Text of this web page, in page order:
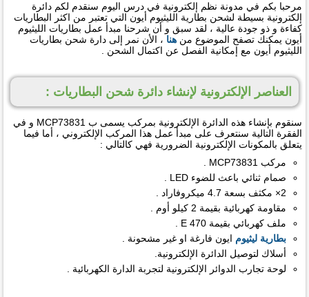
مرحبا بكم في مدونة نظم إلكترونية في درس اليوم سنقدم لكم دائرة
إلكترونية بسيطة لشحن بطارية الليثيوم أيون التي تعتبر من اكثر البطاريات
كفاءة و ذو جودة عالية ، لقد سبق و أن شرحنا مبدأ عمل بطاريات الليثيوم
أيون يمكنك تصفح الموضوع من هنا ، الأن نمر إلى دارة شحن بطاريات
الليثيوم أيون مع إمكانية الفصل عن اكتمال الشحن .
العناصر الإلكترونية لإنشاء دائرة شحن البطاريات :
سنقوم بإنشاء هذه الدائرة الإلكترونية بمركب يسمى ب MCP73831 و في
الفقرة التالية سنتعرف على مبدأ عمل هذا المركب الإلكتروني ، أما فيما
يتعلق بالمكونات الإلكترونية الضرورية فهي كالتالي :
مركب MCP73831 .
صمام ثنائي باعث للضوء LED .
2× مكثف بسعة 4.7 ميكروفاراد .
مقاومة كهربائية بقيمة 2 كيلو أوم .
ملف كهربائي بقيمة 470 E .
بطارية ليثيوم ايون فارغة او غير مشحونة .
أسلاك لتوصيل الدائرة الإلكترونية.
لوحة تجارب الدوائر الإلكترونية لتجربة الدارة الكهربائية .